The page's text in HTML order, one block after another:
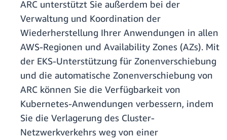
ARC unterstützt Sie außerdem bei der
Verwaltung und Koordination der
Wiederherstellung Ihrer Anwendungen in allen
AWS-Regionen und Availability Zones (AZs). Mit
der EKS-Unterstützung für Zonenverschiebung
und die automatische Zonenverschiebung von
ARC können Sie die Verfügbarkeit von
Kubernetes-Anwendungen verbessern, indem
Sie die Verlagerung des Cluster-
Netzwerkverkehrs weg von einer